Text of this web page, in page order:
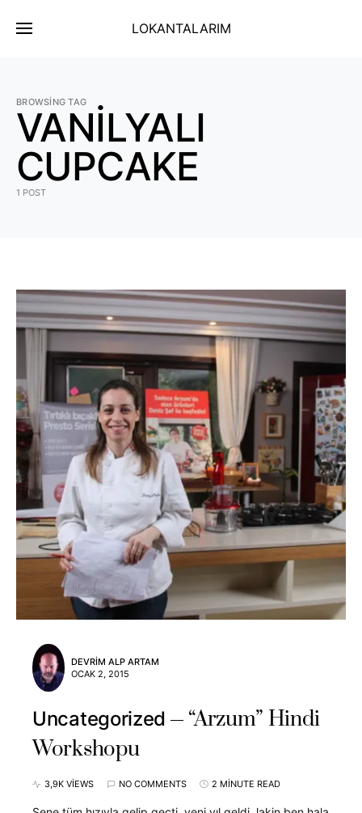
LOKANTALARIM
BROWSING TAG
VANİLYALI
CUPCAKE
1 POST
DEVRIM ALP ARTAM
OCAK 2, 2015
Uncategorized
“Arzum” Hindi
Workshopu
3,9K VIEWS NO COMMENTS 2 MINUTE READ